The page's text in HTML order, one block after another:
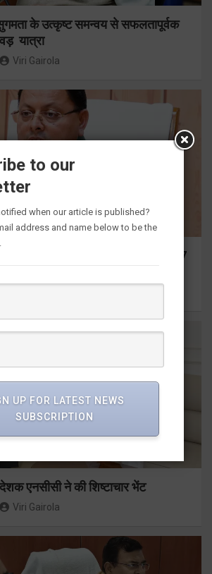
के उत्कृष्ट समन्वय से सफलतापूर्वक
यात्रा
Viri Gairola
की विभिन्न विकास योजनाओं के लिए 1967
एनसीसी ने की शिष्टाचार भेंट
Viri Gairola
to our
when our article is published?
address and name below to be the
UP FOR LATEST NEWS
SUBSCRIPTION